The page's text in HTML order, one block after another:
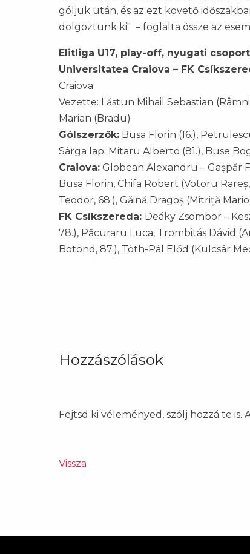
góljuk után, és az ezt követő
dolgoztunk ki" – foglalta össze az
Elitliga U17, play-off, nyugati
Universitatea Craiova – FK
Craiova
Vezette: Lăstun Mihail Sebastian
Marian (Bradu)
Gólszerzők: Busa Florin (16.),
Sárga lap: Mitaru Alberto (81.), Buse
Craiova: Globean Alexandru – Gașpăr
Busa Florin, Chifa Robert (Votoru
Teodor, 68.), Găină Dragoș (Mitriță
FK Csíkszereda: Deáky Zsombor –
78.), Păcuraru Luca, Trombitás Dávid
Botond, 87.), Tóth-Pál Előd (Kulcsár
Hozzászólások
Fejtsd ki véleményed, szólj hozzá te is.
Vissza